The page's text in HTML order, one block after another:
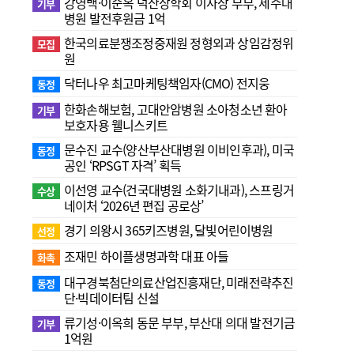
기부
병원 발전후원금 1억
모집
한국의료분쟁조정중재원 정형외과 상임감정위
원
동정 닥터나우 최고마케팅책임자(CMO) 전지웅
기부 한화손해보험, 고대안암병원 소아청소년 환아
보호자용 웰니스키트
동정
문수진 교수( 양산부산대병원 이비인후과), 미국
공인 ‘RPSGT 자격’ 획득
수상
이선영 교수(건국대병원 소화기내과), 스프링거
네이처 ‘2026년 편집 공로상’
선정 경기 의왕시 365키즈병원, 달빛어린이병원
화촉 조재민 하이플생명과학 대표 아들
동정
대구경북첨단의료산업진흥재단, 미래전략추진
단·빅데이터팀 신설
기부 류기성·이옥희 동문 부부, 부산대 의대 발전기금
1억원